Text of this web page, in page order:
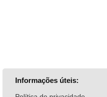
Informações úteis: